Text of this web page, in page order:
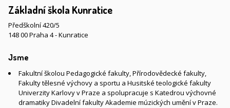
Základní škola Kunratice
Předškolní 420/5
148 00 Praha 4 - Kunratice
Jsme
Fakultní školou Pedagogické fakulty, Přírodovědecké fakulty,
Fakulty tělesné výchovy a sportu a Husitské teologické fakulty
Univerzity Karlovy v Praze a spolupracuje s Katedrou výchovné
dramatiky Divadelní fakulty Akademie múzických umění v Praze.